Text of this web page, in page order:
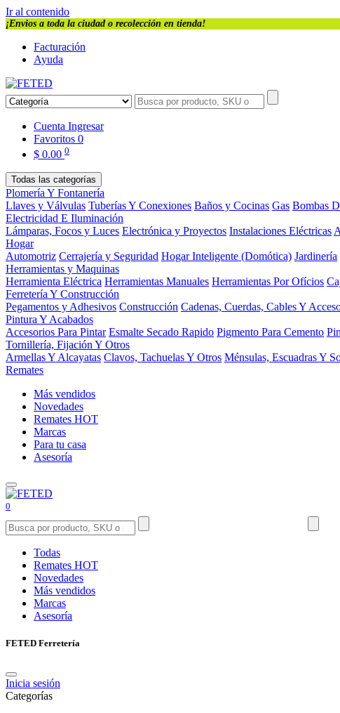
Ir al contenido
¡Envios a toda la ciudad o recolección en tienda!
Facturación
Ayuda
Cuenta Ingresar
Favoritos 0
$ 0.00 0
Todas las categorías
Plomería Y Fontanería
Llaves y Válvulas Tuberías Y Conexiones Baños y Cocinas Gas Bombas
Electricidad E Iluminación
Lámparas, Focos y Luces Electrónica y Proyectos Instalaciones Eléctricas
Hogar
Automotriz Cerrajería y Seguridad Hogar Inteligente (Domótica) Jardinería
Herramientas y Maquinas
Herramienta Eléctrica Herramientas Manuales Herramientas Por Ofícios
Ferretería Y Construcción
Pegamentos y Adhesivos Construcción Cadenas, Cuerdas, Cables Y
Pintura Y Acabados
Accesorios Para Pintar Esmalte Secado Rapido Pigmento Para Cemento
Tornillería, Fijación Y Otros
Armellas Y Alcayatas Clavos, Tachuelas Y Otros Ménsulas, Escuadras Y
Remates
Más vendidos
Novedades
Remates HOT
Marcas
Para tu casa
Asesoría
0
Todas
Remates HOT
Novedades
Más vendidos
Marcas
Asesoría
FETED Ferretería
Inicia sesión
Categorías